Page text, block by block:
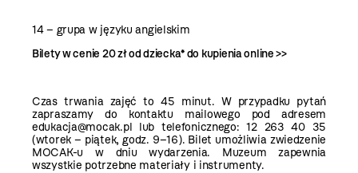
14 – grupa w języku angielskim
Bilety w cenie 20 zł od dziecka* do kupieniaonline >>
Czas trwania zajęć to 45 minut. W przypadku pytań
zapraszamy do kontaktu mailowego pod adresem
edukacja@mocak.pl lub telefonicznego: 12 263 40 35
(wtorek – piątek, godz. 9–16). Bilet umożliwia zwiedzenie
MOCAK-u w dniu wydarzenia. Muzeum zapewnia
wszystkie potrzebne materiały i instrumenty.